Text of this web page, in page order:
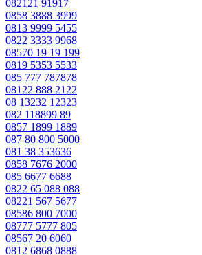
082121 91917
0858 3888 3999
0813 9999 5455
0822 3333 9968
08570 19 19 199
0819 5353 5533
085 777 787878
08122 888 2122
08 13232 12323
082 118899 89
0857 1899 1889
087 80 800 5000
081 38 353636
0858 7676 2000
085 6677 6688
0822 65 088 088
08221 567 5677
08586 800 7000
08777 5777 805
08567 20 6060
0812 6868 0888